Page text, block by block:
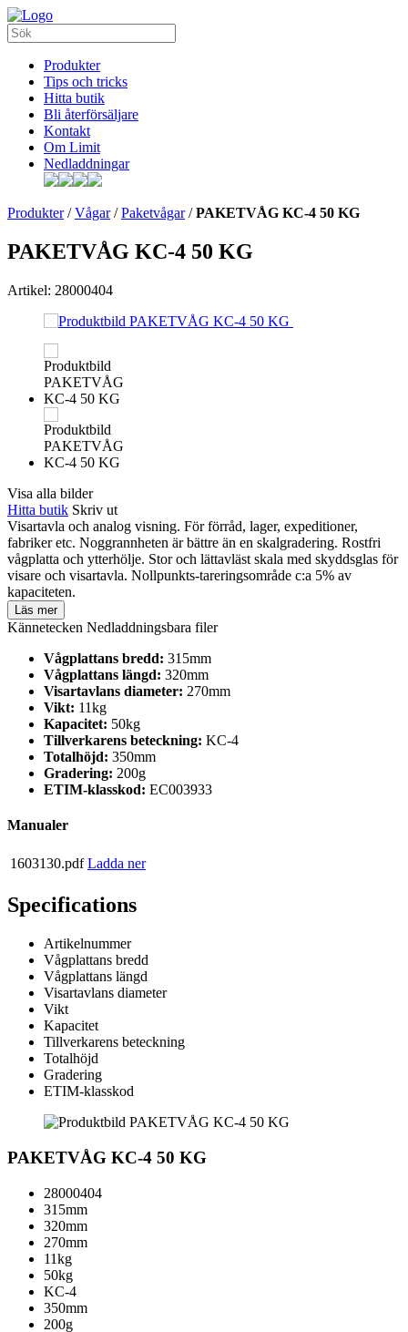
Produkter
Tips och tricks
Hitta butik
Bli återförsäljare
Kontakt
Om Limit
Nedladdningar
Produkter/Vågar/Paketvågar/PAKETVÅG KC-4 50 KG
PAKETVÅG KC-4 50 KG
Artikel: 28000404
Visa alla bilder
Hitta butik Skriv ut
Visartavla och analog visning. För förråd, lager, expeditioner,
fabriker etc. Noggrannheten är bättre än en skalgradering. Rostfri
vågplatta och ytterhölje. Stor och lättavläst skala med skyddsglas för
visare och visartavla. Nollpunkts-tareringsområde c:a 5% av
kapaciteten.
Läs mer
Kännetecken Nedladdningsbara filer
Vågplattans bredd: 315mm
Vågplattans längd: 320mm
Visartavlans diameter: 270mm
Vikt: 11kg
Kapacitet: 50kg
Tillverkarens beteckning: KC-4
Totalhöjd: 350mm
Gradering: 200g
ETIM-klasskod: EC003933
Manualer
1603130.pdf Ladda ner
Specifications
Artikelnummer
Vågplattans bredd
Vågplattans längd
Visartavlans diameter
Vikt
Kapacitet
Tillverkarens beteckning
Totalhöjd
Gradering
ETIM-klasskod
PAKETVÅG KC-4 50 KG
28000404
315mm
320mm
270mm
11kg
50kg
KC-4
350mm
200g